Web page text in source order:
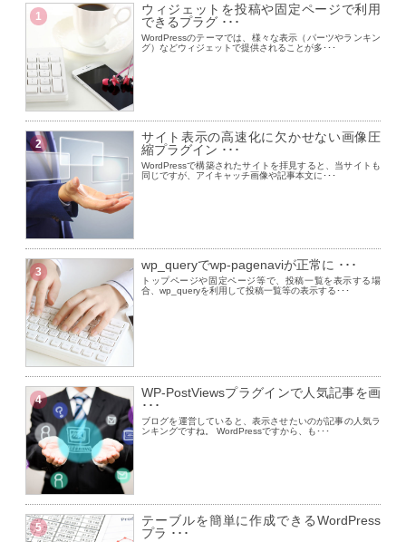
1
ウィジェットを投稿や固定ページで利用
できるプラグ ･･･
WordPressのテーマでは、様々な表示（パーツやランキン
グ）などウィジェットで提供されることが多･･･
2
サイト表示の高速化に欠かせない画像圧
縮プラグイン ･･･
WordPressで構築されたサイトを拝見すると、当サイトも
同じですが、アイキャッチ画像や記事本文に･･･
3 wp_queryでwp-pagenaviが正常に ･･･
トップページや固定ページ等で、投稿一覧を表示する場
合、wp_queryを利用して投稿一覧等の表示する･･･
4
WP-PostViewsプラグインで人気記事を画
･･･
ブログを運営していると、表示させたいのが記事の人気ラ
ンキングですね。 WordPressですから、も･･･
5
テーブルを簡単に作成できるWordPress
プラ ･･･